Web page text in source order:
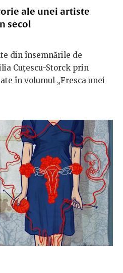
ale unei artiste
secol
din însemnările de
Cuțescu-Storck prin
în volumul „Fresca unei